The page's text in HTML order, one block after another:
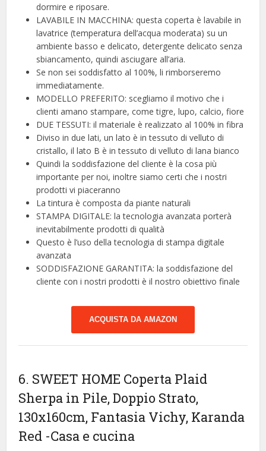
dormire e riposare.
LAVABILE IN MACCHINA: questa coperta è lavabile in
lavatrice (temperatura dell’acqua moderata) su un
ambiente basso e delicato, detergente delicato senza
sbiancamento, quindi asciugare all’aria.
Se non sei soddisfatto al 100%, li rimborseremo
immediatamente.
MODELLO PREFERITO: scegliamo il motivo che i
clienti amano stampare, come tigre, lupo, calcio, fiore
DUE TESSUTI: il materiale è realizzato al 100% in fibra
Diviso in due lati, un lato è in tessuto di velluto di
cristallo, il lato B è in tessuto di velluto di lana bianco
Quindi la soddisfazione del cliente è la cosa più
importante per noi, inoltre siamo certi che i nostri
prodotti vi piaceranno
La tintura è composta da piante naturali
STAMPA DIGITALE: la tecnologia avanzata porterà
inevitabilmente prodotti di qualità
Questo è l’uso della tecnologia di stampa digitale
avanzata
SODDISFAZIONE GARANTITA: la soddisfazione del
cliente con i nostri prodotti è il nostro obiettivo finale
ACQUISTA DA AMAZON
6. SWEET HOME Coperta Plaid
Sherpa in Pile, Doppio Strato,
130x160cm, Fantasia Vichy, Karanda
Red -Casa e cucina